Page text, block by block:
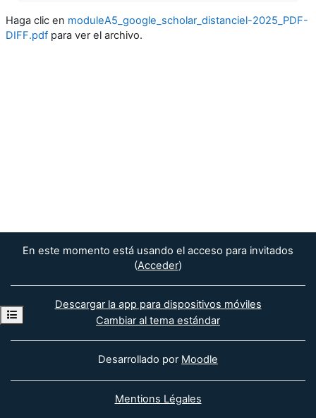
Abrir índice del curso
Haga clic en moduleA5_google_scholar_distanciel-2025_PDF-
DIFF.pdf para ver el archivo.
En este momento está usando el acceso para invitados
(Acceder)
Descargar la app para dispositivos móviles
Cambiar al tema estándar
Desarrollado por Moodle
Mentions Légales